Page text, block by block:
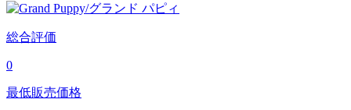
総合評価
0
最低販売価格